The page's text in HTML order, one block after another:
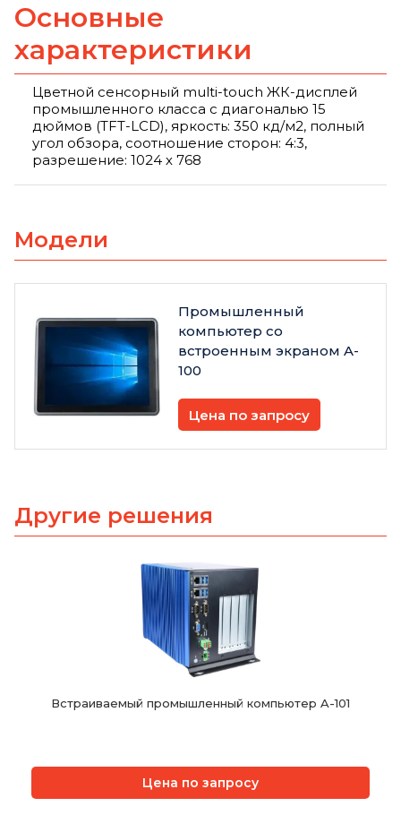
Основные
характеристики
Цветной сенсорный multi-touch ЖК-дисплей
промышленного класса с диагональю 15
дюймов (TFT-LCD), яркость: 350 кд/м2, полный
угол обзора, соотношение сторон: 4:3,
разрешение: 1024 х 768
Модели
Промышленный
компьютер со
встроенным экраном A-
100
Цена по запросу
Другие решения
Встраиваемый промышленный компьютер A-101
Цена по запросу